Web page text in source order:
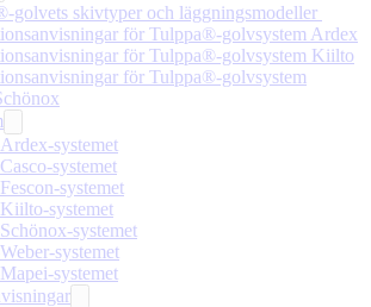
golvets skivtyper och läggningsmodeller
för Tulppa®-golvsystem Ardex
för Tulppa®-golvsystem Kiilto
för Tulppa®-golvsystem
systemet
systemet
systemet
systemet
systemet
systemet
systemet